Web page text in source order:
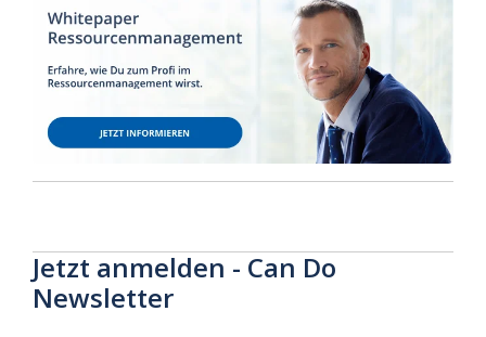
Jetzt anmelden - Can Do
Newsletter